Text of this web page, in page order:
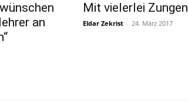
an
Mit vielerlei Zungen
Eldar Zekrist - 24. März 2017